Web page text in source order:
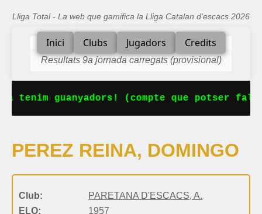
Lliga Total - La web que gamifica la Lliga Catalan d'escacs 2026
Inici Clubs Jugadors Credits
Resultats 9a jornada carregats (provisional)
tenim guanyadors! (compte que potser
PEREZ REINA, DOMINGO
Club:
PARETANA D'ESCACS, A.
ELO:
1957